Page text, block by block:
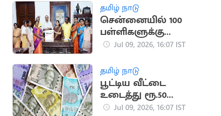
தமிழ் நாடு
சென்னையில் 100
பள்ளிகளுக்கு
பிரிண்டர் வழங்கிய
Jul 09, 2026, 16:07 IST
தமிழ் நாடு
பூட்டிய வீட்டை
உடைத்து ரூ.50
ஆயிரம், வெள்ளி
Jul 09, 2026, 16:07 IST